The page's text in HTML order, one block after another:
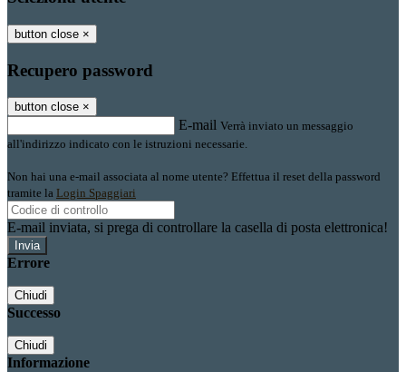
button close ×
Recupero password
button close ×
E-mail Verrà inviato un messaggio
all'indirizzo indicato con le istruzioni necessarie.
Non hai una e-mail associata al nome utente? Effettua il reset della password
tramite la Login Spaggiari
E-mail inviata, si prega di controllare la casella di posta elettronica!
Errore
Chiudi
Successo
Chiudi
Informazione